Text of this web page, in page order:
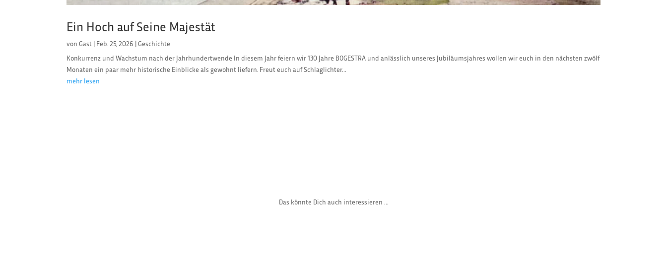
Ein Hoch auf Seine Majestät
vonGast | Feb. 25, 2026 |Geschichte
Konkurrenz und Wachstum nach der Jahrhundertwende In diesem Jahr feiern wir 130 Jahre BOGESTRA und anlässlich unseres Jubiläumsjahres wollen wir euch in den nächsten zwölf
Monaten ein paar mehr historische Einblicke als gewohnt liefern. Freut euch auf Schlaglichter...
mehr lesen
Das könnte Dich auch interessieren ...